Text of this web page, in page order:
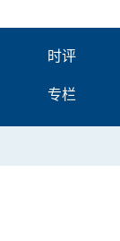
时评
专栏